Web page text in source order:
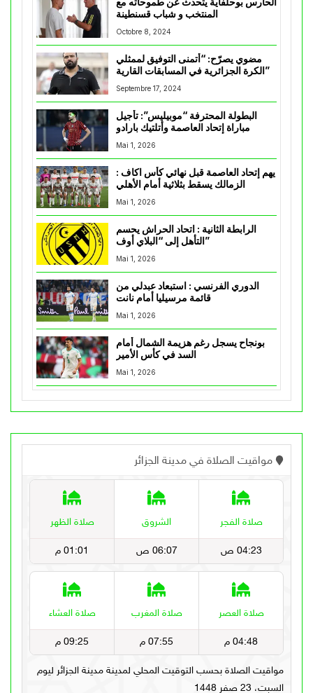
الحارس بوحلفاية يتحدث عن طموحاته مع
المنتخب و شباب قسنطينة
Octobre 8, 2024
مضوي يصرّح: “أتمنى التوفيق لممثلي
الكرة الجزائرية في المسابقات القارية”
Septembre 17, 2024
البطولة المحترفة “موبيليس”: تأجيل
مباراة إتحاد العاصمة وأتلتيك بارادو
Mai 1, 2026
يهم إتحاد العاصمة قبل نهائي كأس اكاف :
Mai 1, 2026
الرابطة الثانية : اتحاد الحراش يحسم
التأهل إلى “البلاي أوف”
Mai 1, 2026
الدوري الفرنسي : استبعاد عبدلي من
قائمة مرسيليا أمام نانت
Mai 1, 2026
بونجاح يسجل رغم هزيمة الشمال أمام
السد في كأس الأمير
Mai 1, 2026